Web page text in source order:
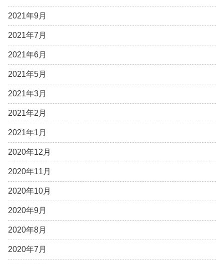
2021年9月
2021年7月
2021年6月
2021年5月
2021年3月
2021年2月
2021年1月
2020年12月
2020年11月
2020年10月
2020年9月
2020年8月
2020年7月